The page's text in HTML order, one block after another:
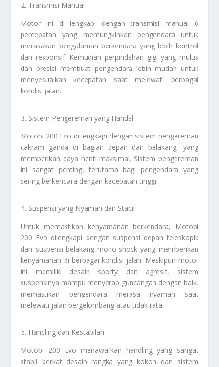
Transmisi Manual
Motor ini di lengkapi dengan transmisi manual 6
percepatan yang memungkinkan pengendara untuk
merasakan pengalaman berkendara yang lebih kontrol
dan responsif. Kemudian perpindahan gigi yang mulus
dan presisi membuat pengendara lebih mudah untuk
menyesuaikan kecepatan saat melewati berbagai
kondisi jalan.
Sistem Pengereman yang Handal
Motobi 200 Evo di lengkapi dengan sistem pengereman
cakram ganda di bagian depan dan belakang, yang
memberikan daya henti maksimal. Sistem pengereman
ini sangat penting, terutama bagi pengendara yang
sering berkendara dengan kecepatan tinggi.
Suspensi yang Nyaman dan Stabil
Untuk memastikan kenyamanan berkendara, Motobi
200 Evo dilengkapi dengan suspensi depan teleskopik
dan suspensi belakang mono-shock yang memberikan
kenyamanan di berbagai kondisi jalan. Meskipun motor
ini memiliki desain sporty dan agresif, sistem
suspensinya mampu menyerap guncangan dengan baik,
memastikan pengendara merasa nyaman saat
melewati jalan bergelombang atau tidak rata.
Handling dan Kestabilan
Motobi 200 Evo menawarkan handling yang sangat
stabil berkat desain rangka yang kokoh dan sistem